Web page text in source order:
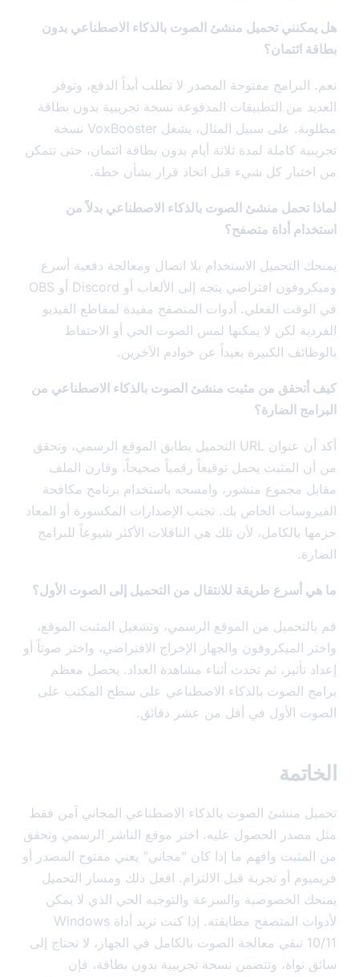
تحميل منشئ الصوت بالذكاء الاصطناعي بدون
ائتمان؟
مفتوحة المصدر لا تطلب أبداً الدفع، وتوفر
من التطبيقات المدفوعة نسخة تجريبية بدون بطاقة
مطلوبة. على سبيل المثال، يشغل VoxBooster نسخة
كاملة لمدة ثلاثة أيام بدون بطاقة ائتمان، حتى تتمكن
كل شيء قبل اتخاذ قرار بشأن خطة.
تحمل منشئ الصوت بالذكاء الاصطناعي بدلاً من
أداة متصفح؟
التحميل الاستخدام بلا اتصال ومعالجة دفعية أسرع
وميكروفون افتراضي يتجه إلى الألعاب أو Discord أو OBS
الفعلي. أدوات المتصفح مفيدة لمقاطع الفيديو
لكن لا يمكنها لمس الصوت الحي أو الاحتفاظ
الكبيرة بعيداً عن خوادم الآخرين.
من مثبت منشئ الصوت بالذكاء الاصطناعي من
الضارة؟
أكد أن عنوان URL التحميل يطابق الموقع الرسمي، وتحقق
المثبت يحمل توقيعاً رقمياً صحيحاً، وقارن الملف
مجموع منشور، وامسحه باستخدام برنامج مكافحة
الخاص بك. تجنب الإصدارات المكسورة أو المعاد
بالكامل، لأن تلك هي الناقلات الأكثر شيوعاً للبرامج
أسرع طريقة للانتقال من التحميل إلى الصوت الأول؟
من الموقع الرسمي، وتشغيل المثبت الموقع،
الميكروفون والجهاز الإخراج الافتراضي، واختر صوتاً أو
تأثير، ثم تحدث أثناء مشاهدة العداد. يحصل معظم
الصوت بالذكاء الاصطناعي على سطح المكتب على
الأول في أقل من عشر دقائق.
منشئ الصوت بالذكاء الاصطناعي المجاني آمن فقط
الحصول عليه. اختر موقع الناشر الرسمي وتحقق
وافهم ما إذا كان “مجاني” يعني مفتوح المصدر أو
أو تجربة قبل الالتزام. افعل ذلك ومسار التحميل
الخصوصية والسرعة والتوجيه الحي الذي لا يمكن
لأدوات المتصفح مطابقته. إذا كنت تريد أداة Windows
10/11 تبقي معالجة الصوت بالكامل في الجهاز، لا تحتاج إلى
نواة، وتتضمن نسخة تجريبية بدون بطاقة، فإن